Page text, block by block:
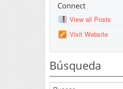
Connect
View all Posts
Visit Website
Búsqueda